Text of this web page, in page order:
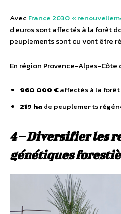
Avec France 2030 «
d’euros sont affectés à la forêt
peuplements sont ou vont être
En région Provence-Alpes-Côte
960 000 €affectés à la
219 hade peuplements
4 – Diversifier les
génétiques